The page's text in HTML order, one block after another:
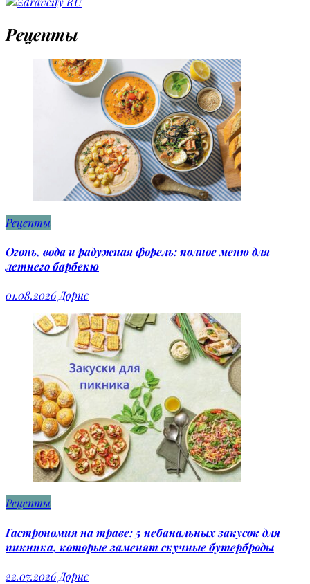
Рецепты
Рецепты
Огонь, вода и радужная форель: полное меню для
летнего барбекю
01.08.2026Дорис
Рецепты
Гастрономия на траве: 5 небанальных закусок для
пикника, которые заменят скучные бутерброды
22.07.2026 Дорис